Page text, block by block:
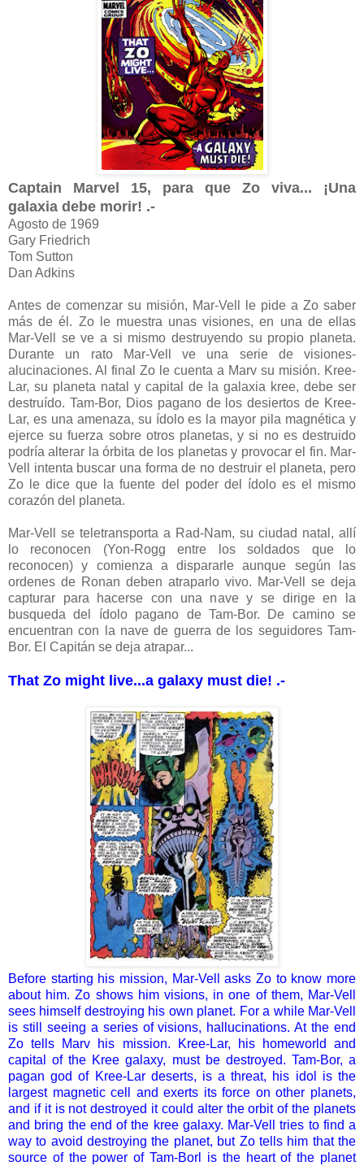
Captain Marvel 15, para que Zo viva... ¡Una
galaxia debe morir! .-
Agosto de 1969
Gary Friedrich
Tom Sutton
Dan Adkins
Antes de comenzar su misión, Mar-Vell le pide a Zo saber
más de él. Zo le muestra unas visiones, en una de ellas
Mar-Vell se ve a si mismo destruyendo su propio planeta.
Durante un rato Mar-Vell ve una serie de visiones-
alucinaciones. Al final Zo le cuenta a Marv su misión. Kree-
Lar, su planeta natal y capital de la galaxia kree, debe ser
destruído. Tam-Bor, Dios pagano de los desiertos de Kree-
Lar, es una amenaza, su ídolo es la mayor pila magnética y
ejerce su fuerza sobre otros planetas, y si no es destruido
podría alterar la órbita de los planetas y provocar el fin. Mar-
Vell intenta buscar una forma de no destruir el planeta, pero
Zo le dice que la fuente del poder del ídolo es el mismo
corazón del planeta.
Mar-Vell se teletransporta a Rad-Nam, su ciudad natal, allí
lo reconocen (Yon-Rogg entre los soldados que lo
reconocen) y comienza a dispararle aunque según las
ordenes de Ronan deben atraparlo vivo. Mar-Vell se deja
capturar para hacerse con una nave y se dirige en la
busqueda del ídolo pagano de Tam-Bor. De camino se
encuentran con la nave de guerra de los seguidores Tam-
Bor. El Capitán se deja atrapar...
That Zo might live...a galaxy must die! .-
Before starting his mission, Mar-Vell asks Zo to know more
about him. Zo shows him visions, in one of them, Mar-Vell
sees himself destroying his own planet. For a while Mar-Vell
is still seeing a series of visions, hallucinations. At the end
Zo tells
Marv his mission. Kree-Lar, his homeworld and
capital of the Kree galaxy, must be destroyed. Tam-Bor, a
pagan god of Kree-Lar deserts, is a threat, his idol is the
largest magnetic cell and exerts its force on other planets,
and if it is not destroyed it could alter the orbit of the planets
and bring the end of the kree galaxy. Mar-Vell tries to find a
way to avoid destroying the planet, but Zo tells him that the
source of the power of Tam-Borl is the heart of the planet